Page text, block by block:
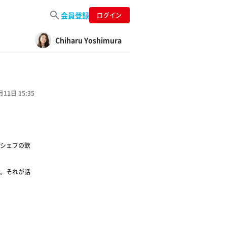
会員登録 ログイン
Chiharu Yoshimura
11日 15:35
ェフの飲
それが話